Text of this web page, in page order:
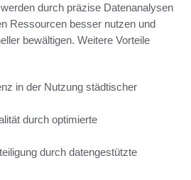
durch präzise Datenanalysen
Ressourcen besser nutzen und
bewältigen. Weitere Vorteile
in der Nutzung städtischer
durch optimierte
durch datengestützte